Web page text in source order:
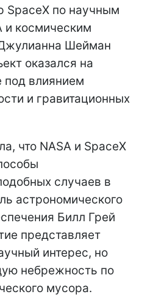
SpaceX по научным
и космическим
Шейман
оказался на
под влиянием
и гравитационных
что NASA и SpaceX
случаев в
астрономического
Билл Грей
представляет
интерес, но
небрежность по
мусора.